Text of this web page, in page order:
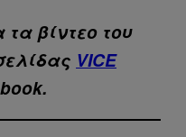
βίντεo του
VICE